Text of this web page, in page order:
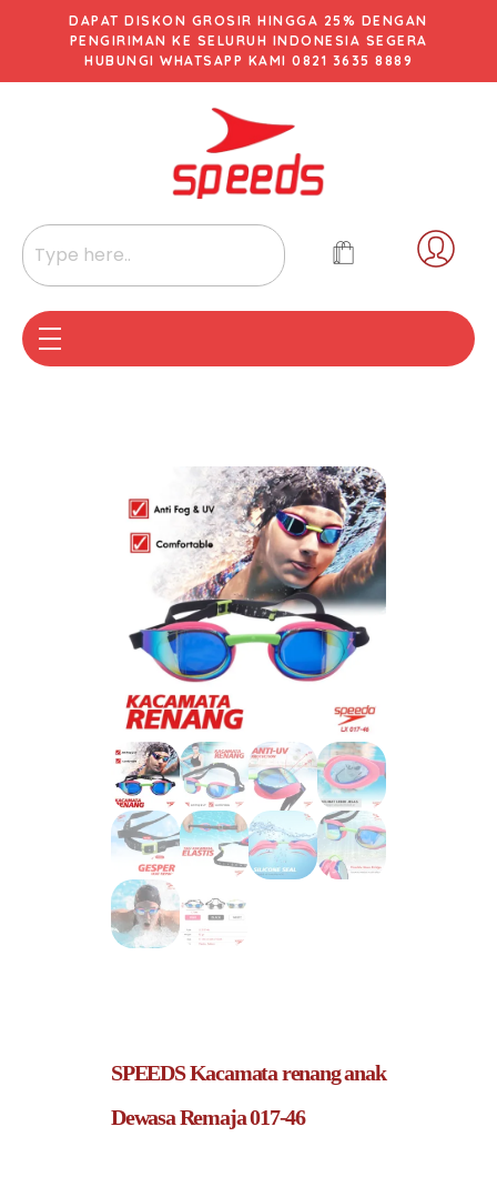
DAPAT DISKON GROSIR HINGGA 25% DENGAN
PENGIRIMAN KE SELURUH INDONESIA SEGERA
HUBUNGI WHATSAPP KAMI 0821 3635 8889
SPEEDS Kacamata renang anak
Dewasa Remaja 017-46